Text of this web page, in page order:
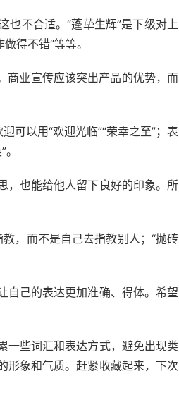
也不合适。“蓬荜生辉”是下级对上
得不错”等等。
商业宣传应该突出产品的优势，而
可以用“欢迎光临”“荣幸之至”；表
，也能给他人留下良好的印象。所
，而不是自己去指教别人；“抛砖
自己的表达更加准确、得体。希望
一些词汇和表达方式，避免出现类
形象和气质。赶紧收藏起来，下次